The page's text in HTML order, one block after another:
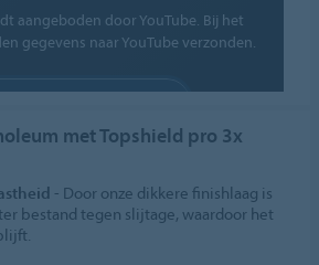
aangeboden door YouTube. Bij het
gegevens naar YouTube verzonden.
Cookie-instellingen
met Topshield pro 3x
- Door onze dikkere finishlaag is
bestand tegen slijtage, waardoor het